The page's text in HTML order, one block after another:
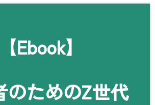
【Ebook】
のためのZ世代